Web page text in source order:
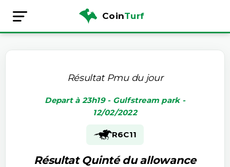
CoinTurf
Résultat Pmu du jour
Depart à 23h19 - Gulfstream park -
12/02/2022
R6C11
Résultat Quinté du allowance